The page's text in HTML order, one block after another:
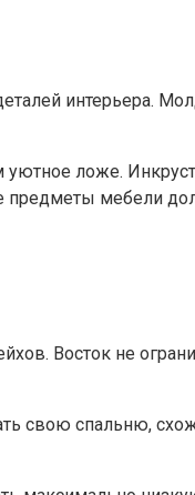
интерьера.
уютное ложе.
предметы мебели
Восток не
свою спальню,